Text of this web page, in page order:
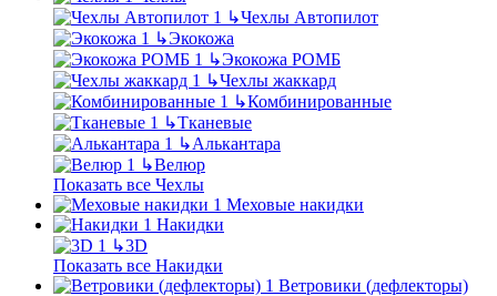
↳Чехлы Автопилот
↳Экокожа
↳Экокожа РОМБ
↳Чехлы жаккард
↳Комбинированные
↳Тканевые
↳Алькантара
↳Велюр
Показать все Чехлы
Меховые накидки
Накидки
↳3D
Показать все Накидки
Ветровики (дефлекторы)